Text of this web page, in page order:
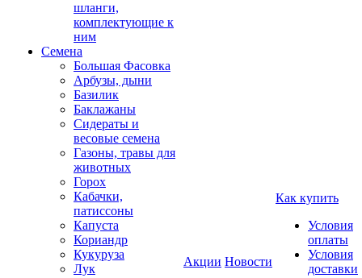
шланги,
комплектующие к
ним
Семена
Большая Фасовка
Арбузы, дыни
Базилик
Баклажаны
Сидераты и
весовые семена
Газоны, травы для
животных
Горох
Кабачки,
патиссоны
Капуста
Кориандр
Кукуруза
Лук
Акции Новости
Как купить
Условия
оплаты
Условия
доставки